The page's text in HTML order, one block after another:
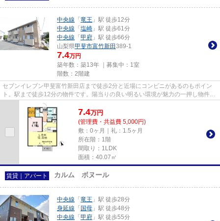
中央線 「 竜王 」駅 徒歩12分
中央線 「 塩崎 」駅 徒歩61分
中央線 「 甲府 」駅 徒歩66分
山梨県甲斐市富竹新田389-1
7.4万円
築年数：築13年 ｜募集中： 1室
階数：2階建
セブンイレブン甲斐富竹新田店まで徒歩2分と近場にコンビニがあるのもポイン
ト。駅まで徒歩12分の物件です。陽当りの良い明るい環境が魅力の一押し物件と
なっています。築13年の物件で...
7.4万円
(管理費・共益費 5,000円)
敷：0ヶ月｜礼：1.5ヶ月
所在階：1階
間取り：1LDK
面積：40.07㎡
賃貸｜アパート カルム ボヌール
中央線 「 竜王 」駅 徒歩28分
身延線 「 国母 」駅 徒歩48分
中央線 「 甲府 」駅 徒歩55分